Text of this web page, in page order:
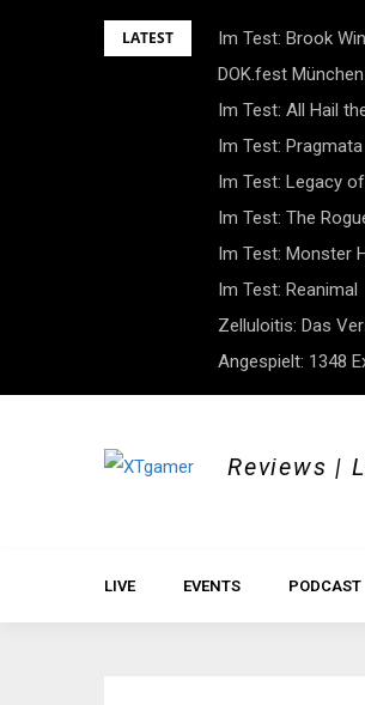
LATEST
Im Test: Brook
DOK.fest
Im Test: All Hail
Im Test:
Im Test: Legacy
Im Test: The
Im Test: Monster
Im Test: Reanimal
Zelluloitis: Das
Angespielt: 1348
Reviews |
LIVE EVENTS PODCAST